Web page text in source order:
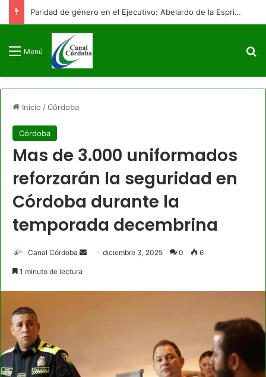
Paridad de género en el Ejecutivo: Abelardo de la Espriella posesiona a su equipo de gobierno con 9 mujeres y 9 hombres
Menú
Inicio /Córdoba
Córdoba
Mas de 3.000 uniformados
reforzarán la seguridad en
Córdoba durante la
temporada decembrina
Canal Córdoba
Senddiciembre 3, 2025 0 6
1 minuto de lectura